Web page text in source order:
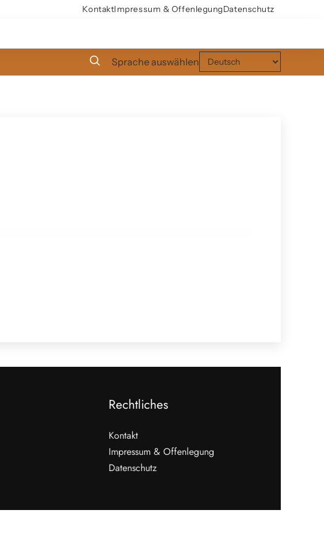
KontaktImpressum & OffenlegungDatenschutz
Sprache auswählen
Rechtliches
Kontakt
Impressum & Offenlegung
Datenschutz